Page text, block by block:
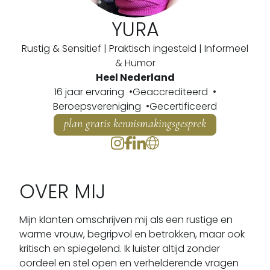
YURA
Rustig & Sensitief | Praktisch ingesteld | Informeel
& Humor
Heel Nederland
16 jaar ervaring
Geaccrediteerd
Beroepsvereniging
Gecertificeerd
plan gratis kennismakingsgesprek
OVER MIJ
Mijn klanten omschrijven mij als een rustige en
warme vrouw, begripvol en betrokken, maar ook
kritisch en spiegelend. Ik luister altijd zonder
oordeel en stel open en verhelderende vragen